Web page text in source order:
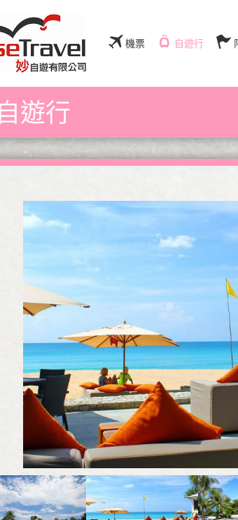
機票 自遊行
自遊行